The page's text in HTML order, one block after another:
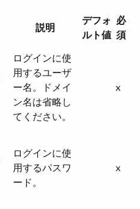
説明
デフォ
ルト値
必
須
ログインに使
用するユーザ
ー名。ドメイ
ン名は省略し
てください。
x
ログインに使
用するパスワ
ード。
x